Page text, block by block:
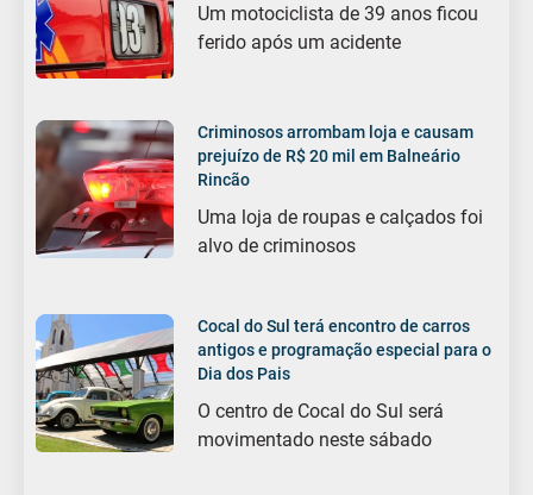
Um motociclista de 39 anos ficou
ferido após um acidente
Criminosos arrombam loja e causam
prejuízo de R$ 20 mil em Balneário
Rincão
Uma loja de roupas e calçados foi
alvo de criminosos
Cocal do Sul terá encontro de carros
antigos e programação especial para o
Dia dos Pais
O centro de Cocal do Sul será
movimentado neste sábado